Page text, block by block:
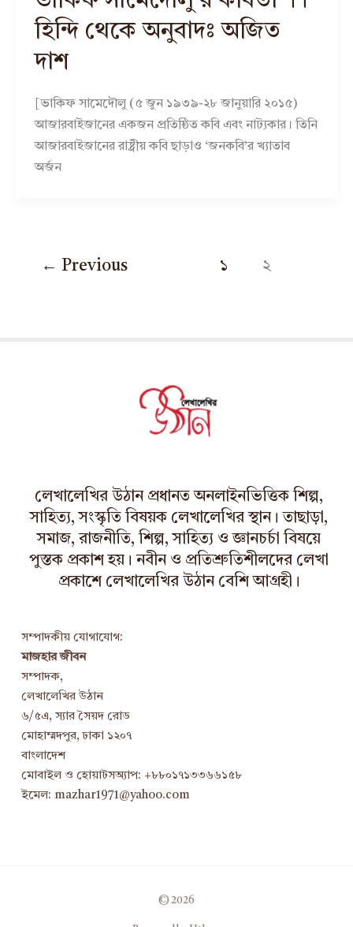
হিন্দি থেকে অনুবাদঃ অজিত
দাশ
[ভাকিফ সামেদৌলু (৫ জুন ১৯৩৯-২৮ জানুয়ারি ২০১৫)
আজারবাইজানের একজন প্রতিষ্ঠিত কবি এবং নাট্যকার। তিনি
আজারবাইজানের রাষ্ট্রীয় কবি ছাড়াও ‘জনকবি’র খ্যাতাব
অর্জন
← Previous ১ ২
লেখালেখির উঠান প্রধানত অনলাইনভিত্তিক শিল্প,
সাহিত্য, সংস্কৃতি বিষয়ক লেখালেখির স্থান। তাছাড়া,
সমাজ, রাজনীতি, শিল্প, সাহিত্য ও জ্ঞানচর্চা বিষয়ে
পুস্তক প্রকাশ হয়। নবীন ও প্রতিশ্রুতিশীলদের লেখা
প্রকাশে লেখালেখির উঠান বেশি আগ্রহী।
সম্পাদকীয় যোগাযোগ:
মাজহার জীবন
সম্পাদক,
লেখালেখির উঠান
৬/৫এ, স্যার সৈয়দ রোড
মোহাম্মদপুর, ঢাকা ১২০৭
বাংলাদেশ
মোবাইল ও হোয়াটসঅ্যাপ: +৮৮০১৭১৩৩৬৬১৫৮
ইমেল: mazhar1971@yahoo.com
© 2026